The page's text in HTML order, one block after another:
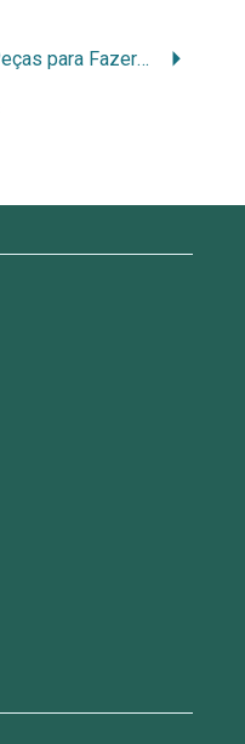
Peças para Fazer Rosca Externa.